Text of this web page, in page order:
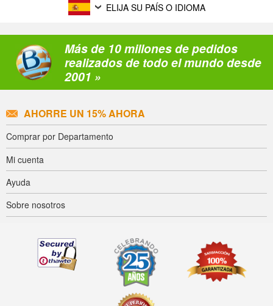
ELIJA SU PAÍS O IDIOMA
Más de 10 millones de pedidos
realizados de todo el mundo desde
2001 »
AHORRE UN 15% AHORA
Comprar por Departamento
Mi cuenta
Ayuda
Sobre nosotros